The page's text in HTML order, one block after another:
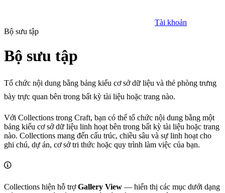
Tài khoản
Bộ sưu tập
Bộ sưu tập
Tổ chức nội dung bằng bảng kiểu cơ sở dữ liệu và thẻ phòng trưng
bày trực quan bên trong bất kỳ tài liệu hoặc trang nào.
Với Collections trong Craft, bạn có thể tổ chức nội dung bằng một
bảng kiểu cơ sở dữ liệu linh hoạt bên trong bất kỳ tài liệu hoặc trang
nào. Collections mang đến cấu trúc, chiều sâu và sự linh hoạt cho
ghi chú, dự án, cơ sở tri thức hoặc quy trình làm việc của bạn.
Collections hiện hỗ trợGallery View — hiển thị các mục dưới dạng